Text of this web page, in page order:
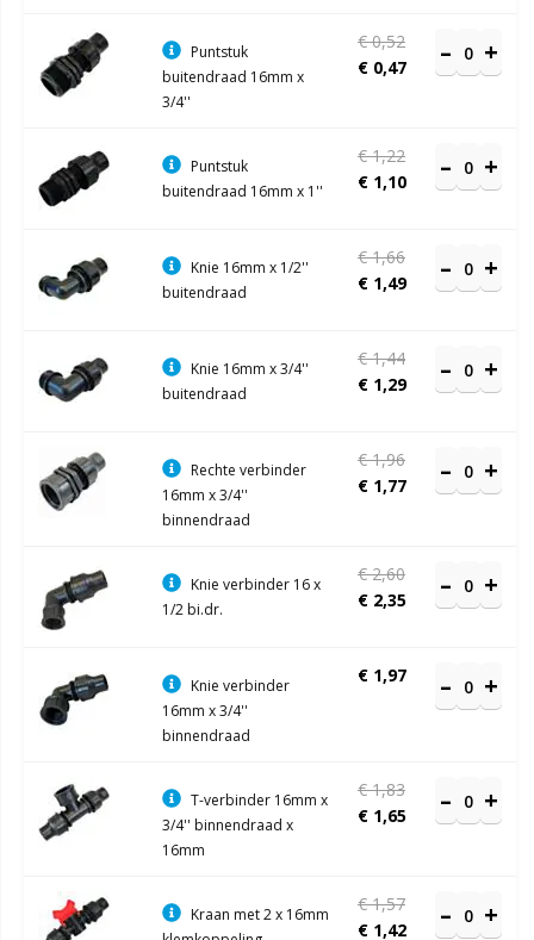
Puntstuk
buitendraad 16mm x
3/4''
€ 0,47
€ 0,52
Puntstuk
buitendraad 16mm x 1''
€ 1,10
€ 1,22
Knie 16mm x 1/2''
buitendraad
€ 1,49
€ 1,66
Knie 16mm x 3/4''
buitendraad
€ 1,29
€ 1,44
Rechte verbinder
16mm x 3/4''
binnendraad
€ 1,77
€ 1,96
Knie verbinder 16 x
1/2 bi.dr.
€ 2,35
€ 2,60
Knie verbinder
16mm x 3/4''
binnendraad
€ 1,97
T-verbinder 16mm x
3/4'' binnendraad x
16mm
€ 1,65
€ 1,83
Kraan met 2 x 16mm
€ 1,42
€ 1,57